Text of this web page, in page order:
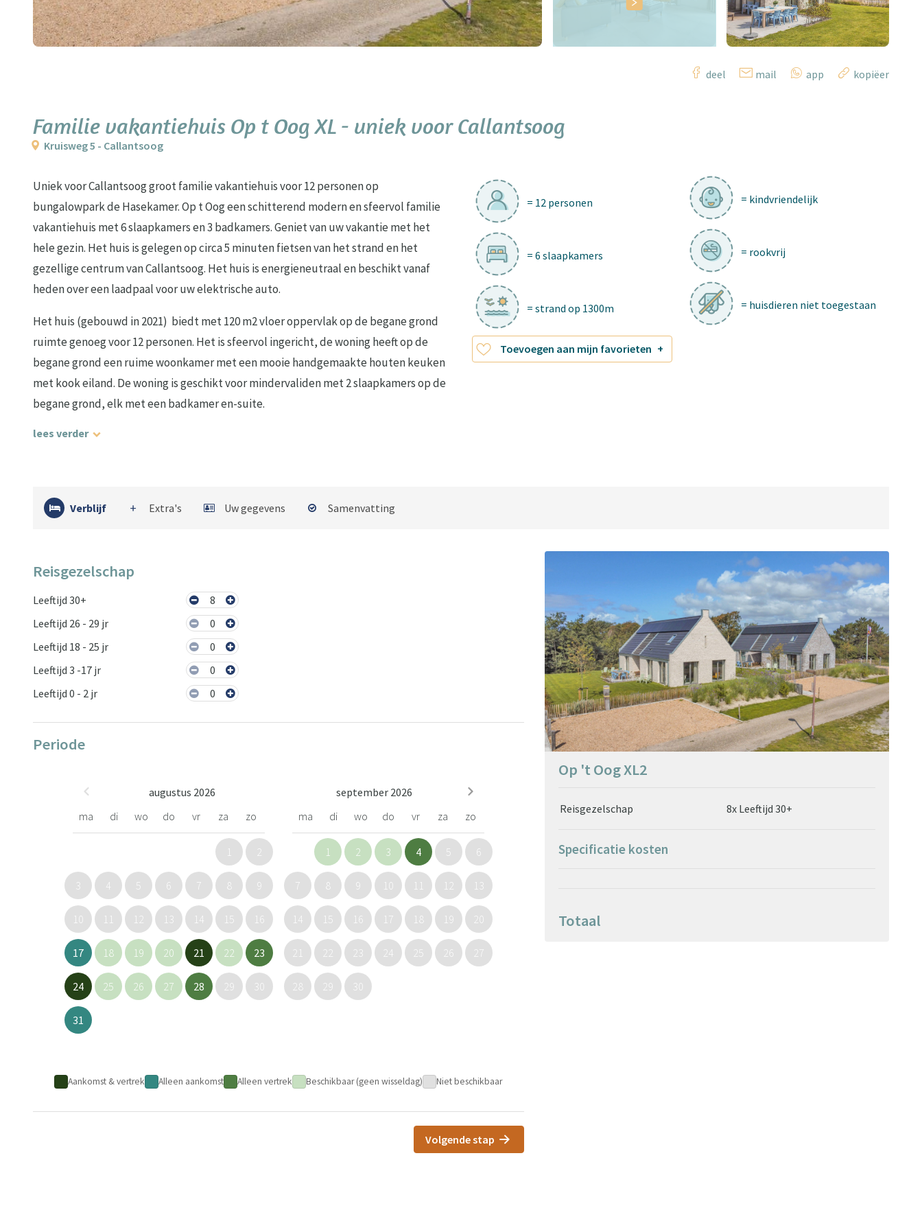
deel mail app kopiëer
Familie vakantiehuis Op t Oog XL - uniek voor Callantsoog
Kruisweg 5 - Callantsoog
Uniek voor Callantsoog groot familie vakantiehuis voor 12 personen op
bungalowpark de Hasekamer. Op t Oog een schitterend modern en sfeervol familie
vakantiehuis met 6 slaapkamers en 3 badkamers. Geniet van uw vakantie met het
hele gezin. Het huis is gelegen op circa 5 minuten fietsen van het strand en het
gezellige centrum van Callantsoog. Het huis is energieneutraal en beschikt vanaf
heden over een laadpaal voor uw elektrische auto.
Het huis (gebouwd in 2021) biedt met 120 m2 vloer oppervlak op de begane grond
ruimte genoeg voor 12 personen. Het is sfeervol ingericht, de woning heeft op de
begane grond een ruime woonkamer met een mooie handgemaakte houten keuken
met kook eiland. De woning is geschikt voor mindervaliden met 2 slaapkamers op de
begane grond, elk met een badkamer en-suite.
lees verder
= 12 personen
= 6 slaapkamers
= strand op 1300m
= kindvriendelijk
= rookvrij
= huisdieren niet toegestaan
Toevoegen aan mijn favorieten
Verblijf Extra's Uw gegevens Samenvatting
Reisgezelschap
Leeftijd 30+
8
Leeftijd 26 - 29 jr
0
Leeftijd 18 - 25 jr
0
Leeftijd 3 -17 jr
0
Leeftijd 0 - 2 jr
0
Periode
augustus 2026
ma
di wo do vr za zo
1 2
3 4 5 6 7 8 9
10 11 12 13 14 15 16
17 18 19 20 21 22 23
24 25 26 27 28 29 30
31
september 2026
ma
di wo do vr za zo
1 2 3 4 5 6
7 8 9 10 11 12 13
14 15 16 17 18 19 20
21 22 23 24 25 26 27
28 29 30
Aankomst & vertrek Alleen aankomst Alleen vertrek Beschikbaar (geen wisseldag) Niet beschikbaar
Volgende stap
Op 't Oog XL2
Reisgezelschap 8x Leeftijd 30+
Specificatie kosten
Totaal